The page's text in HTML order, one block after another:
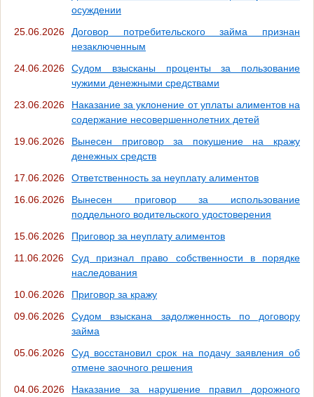
осуждении
25.06.2026
Договор потребительского займа признан
незаключенным
24.06.2026
Судом взысканы проценты за пользование
чужими денежными средствами
23.06.2026
Наказание за уклонение от уплаты алиментов на
содержание несовершеннолетних детей
19.06.2026
Вынесен приговор за покушение на кражу
денежных средств
17.06.2026
Ответственность за неуплату алиментов
16.06.2026
Вынесен приговор за использование
поддельного водительского удостоверения
15.06.2026
Приговор за неуплату алиментов
11.06.2026
Суд признал право собственности в порядке
наследования
10.06.2026
Приговор за кражу
09.06.2026
Судом взыскана задолженность по договору
займа
05.06.2026
Суд восстановил срок на подачу заявления об
отмене заочного решения
04.06.2026
Наказание за нарушение правил дорожного